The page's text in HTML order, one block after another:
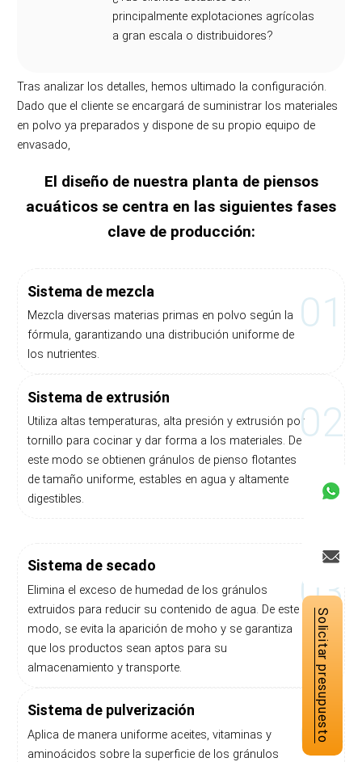
principalmente explotaciones agrícolas
a gran escala o distribuidores?
Tras analizar los detalles, hemos ultimado la configuración.
Dado que el cliente se encargará de suministrar los materiales
en polvo ya preparados y dispone de su propio equipo de
envasado,
El diseño de nuestra planta de piensos
acuáticos se centra en las siguientes fases
clave de producción:
Sistema de mezcla
Mezcla diversas materias primas en polvo según la
fórmula, garantizando una distribución uniforme de
los nutrientes.
01
Sistema de extrusión
Utiliza altas temperaturas, alta presión y extrusión por
tornillo para cocinar y dar forma a los materiales. De
este modo se obtienen gránulos de pienso flotantes
de tamaño uniforme, estables en agua y altamente
digestibles.
02
Sistema de secado
Elimina el exceso de humedad de los gránulos
extruidos para reducir su contenido de agua. De este
modo, se evita la aparición de moho y se garantiza
que los productos sean aptos para su
almacenamiento y transporte.
03
Sistema de pulverización
Aplica de manera uniforme aceites, vitaminas y
aminoácidos sobre la superficie de los gránulos
04
Solicitar presupuesto